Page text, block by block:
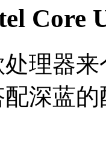
Core
理器
深蓝